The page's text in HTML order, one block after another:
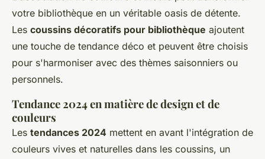
votre bibliothèque en un véritable oasis de détente.
Les coussins décoratifs pour bibliothèque ajoutent
une touche de tendance déco et peuvent être choisis
pour s'harmoniser avec des thèmes saisonniers ou
personnels.
Tendance 2024 en matière de design et de
couleurs
Les tendances 2024 mettent en avant l'intégration de
couleurs vives et naturelles dans les coussins, un